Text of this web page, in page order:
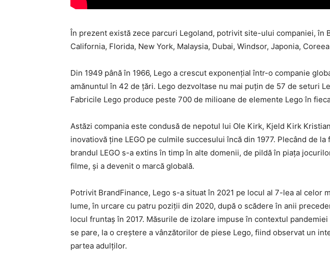
În prezent există zece parcuri Legoland, potrivit site-ului companiei, în
California, Florida, New York, Malaysia, Dubai, Windsor, Japonia,
Din 1949 până în 1966, Lego a crescut exponențial într-o companie
amănuntul în 42 de țări. Lego dezvoltase nu mai puțin de 57 de seturi
Fabricile Lego produce peste 700 de milioane de elemente Lego în
Astăzi compania este condusă de nepotul lui Ole Kirk, Kjeld Kirk
inovatiovă ține LEGO pe culmile succesului încă din 1977. Plecând de
brandul LEGO s-a extins în timp în alte domenii, de pildă în piaţa
filme, şi a devenit o marcă globală.
Potrivit BrandFinance, Lego s-a situat în 2021 pe locul al 7-lea al celor
lume, în urcare cu patru poziţii din 2020, după o scădere în anii
locul fruntaş în 2017. Măsurile de izolare impuse în contextul pandemiei
se pare, la o creştere a vânzătorilor de piese Lego, fiind observat un
partea adulţilor.